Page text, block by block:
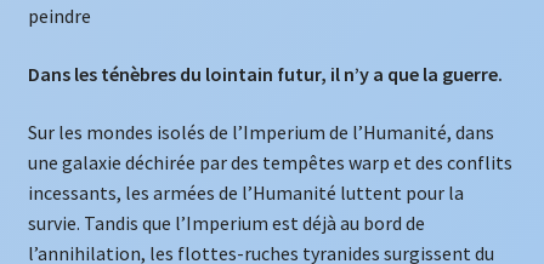
peindre
Dans les ténèbres du lointain futur, il n’y a que la guerre.
Sur les mondes isolés de l’Imperium de l’Humanité, dans
une galaxie déchirée par des tempêtes warp et des conflits
incessants, les armées de l’Humanité luttent pour la
survie. Tandis que l’Imperium est déjà au bord de
l’annihilation, les flottes-ruches tyranides surgissent du